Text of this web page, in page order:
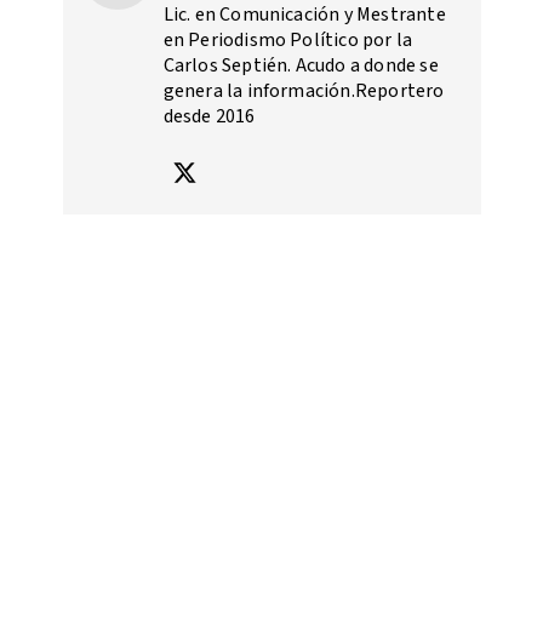
Lic. en Comunicación y Mestrante
en Periodismo Político por la
Carlos Septién. Acudo a donde se
genera la información.Reportero
desde 2016